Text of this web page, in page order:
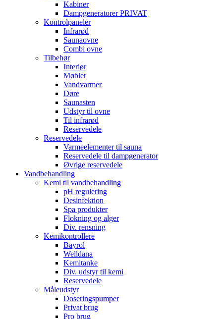
Kabiner
Dampgeneratorer PRIVAT
Kontrolpaneler
Infrarød
Saunaovne
Combi ovne
Tilbehør
Interiør
Møbler
Vandvarmer
Døre
Saunasten
Udstyr til ovne
Til infrarød
Reservedele
Reservedele
Varmeelementer til sauna
Reservedele til dampgenerator
Øvrige reservedele
Vandbehandling
Kemi til vandbehandling
pH regulering
Desinfektion
Spa produkter
Flokning og alger
Div. rensning
Kemikontrollere
Bayrol
Welldana
Kemitanke
Div. udstyr til kemi
Reservedele
Måleudstyr
Doseringspumper
Privat brug
Pro brug